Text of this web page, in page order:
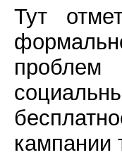
Тут
проблем
кампании